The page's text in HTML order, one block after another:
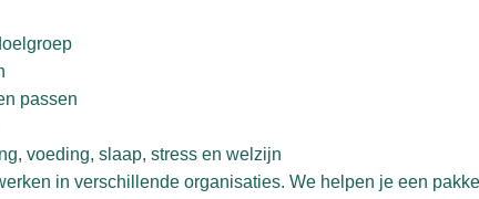
passen
voeding, slaap, stress en welzijn
in verschillende organisaties. We helpen je een